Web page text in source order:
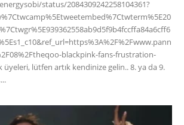
status/2084309242258104361?
blackpink-fans-frustration-
lütfen artık kendinize gelin.. 8. ya da 9.